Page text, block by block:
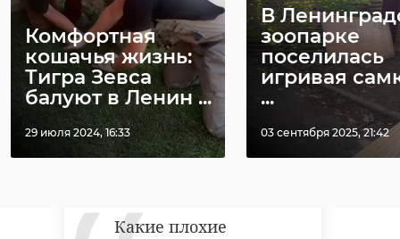
Комфортная
кошачья жизнь:
Тигра Зевса
балуют в Ленин ...
29 июля 2024, 16:33
В
зоопарке
поселилась
игривая
...
03 сентября 2025, 21:42
Анастасия Яковлева,
пользователь
"ВКонтакте"
(орфография и
пунктуация автора
сохранены)
Какие плохие